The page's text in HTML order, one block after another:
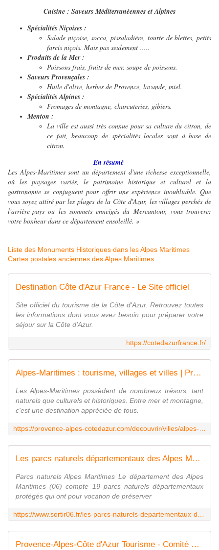
Cuisine : Saveurs Méditerranéennes et Alpines
Spécialités Niçoises :
Salade niçoise, socca, pissaladière, tourte de blettes, petits
farcis niçois. Mais pas seulement .....
Produits de la Mer :
Poissons frais, fruits de mer, soupe de poissons.
Saveurs Provençales :
Huile d'olive, herbes de Provence, lavande, miel.
Spécialités Alpines :
Fromages de montagne, charcuteries, gibiers.
Menton :
La ville est aussi très connue pour sa culture du citron, de
ce fait, beaucoup de spécialités locales sont à base de
citron.
En résumé
Les Alpes-Maritimes sont un département d'une richesse exceptionnelle,
où les paysages variés, le patrimoine historique et culturel et la
gastronomie se conjuguent pour offrir une expérience inoubliable. Que
vous soyez attiré par les plages de la Côte d'Azur, les villages perchés de
l'arrière-pays ou les sommets enneigés du Mercantour, vous trouverez
votre bonheur dans ce département ensoleillé. »
Liste des Monuments Historiques dans les Alpes Maritimes
Cartes postales anciennes des Alpes Maritimes
Destination Côte d'Azur France - Le Site officiel
Site officiel du tourisme de la Côte d'Azur. Retrouvez toutes
les informations dont vous avez besoin pour préparer votre
séjour sur la Côte d'Azur.
https://cotedazurfrance.fr/
Alpes-Maritimes : tourisme, villages et villes | Provence-Alpes-Côte d'Azur Tourisme
Les Alpes-Maritimes possèdent de nombreux trésors, tant
naturels que culturels et historiques. Entre mer et montagne,
c'est une destination appréciée de tous.
Les parcs naturels départementaux des Alpes Maritimes
Parcs naturels Alpes Maritimes Le département des Alpes
Maritimes (06) compte 19 parcs naturels départementaux
protégés qui ont pour vocation de préserver
Provence-Alpes-Côte d'Azur Tourisme - Comité Régional de Tourisme